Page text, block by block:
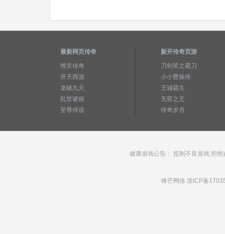
最新网页传奇
维京传奇
开天西游
龙破九天
乱世诸侯
至尊传说
新开传奇页游
刀剑笑之霸刀
小小曹操传
王城霸主
无双之王
传奇岁月
健康游戏公告： 抵制不良游戏 拒
锋芒网络 浙ICP备